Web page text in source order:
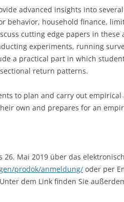
BWL
WISO
advanced insights into
behavior, household finance,
cutting edge papers in these
experiments, running
a practical part in which
return patterns.
to plan and carry out
own and prepares for an
26. Mai 2019 über das
prodok/anmeldung/ oder per
dem Link finden Sie